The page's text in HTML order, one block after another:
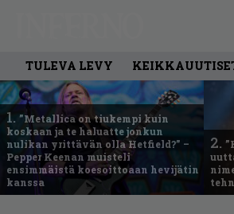
TULEVA LEVY
1. ”Metallica on tiukempi kuin
koskaan ja te haluatte jonkun
nulikan yrittävän olla Hetfield?” –
Pepper Keenan muisteli
ensimmäistä koesoittoaan hevijätin
kanssa
2.